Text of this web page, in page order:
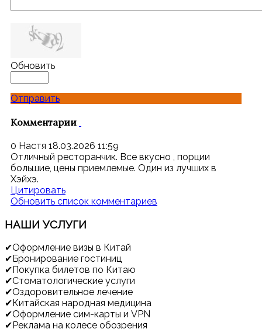
Обновить
Отправить
Комментарии
0 Настя 18.03.2026 11:59
Отличный ресторанчик. Все вкусно , порции
большие, цены приемлемые. Один из лучших в
Хэйхэ.
Цитировать
Обновить список комментариев
НАШИУСЛУГИ
✔Оформление визы в Китай
✔Бронирование гостиниц
✔Покупка билетов по Китаю
✔Стоматологические услуги
✔Оздоровительное лечение
✔Китайская народная медицина
✔Оформление сим-карты и VPN
✔Реклама на колесе обозрения